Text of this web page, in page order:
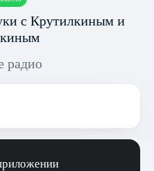
с Крутилкиным и
радио